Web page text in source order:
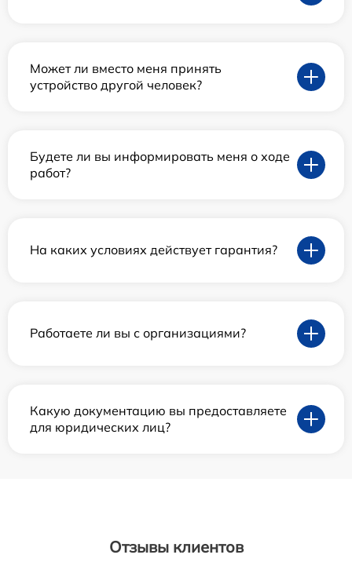
Может ли вместо меня принять
устройство другой человек?
Будете ли вы информировать меня о ходе
работ?
На каких условиях действует гарантия?
Работаете ли вы с организациями?
Какую документацию вы предоставляете
для юридических лиц?
Отзывы клиентов